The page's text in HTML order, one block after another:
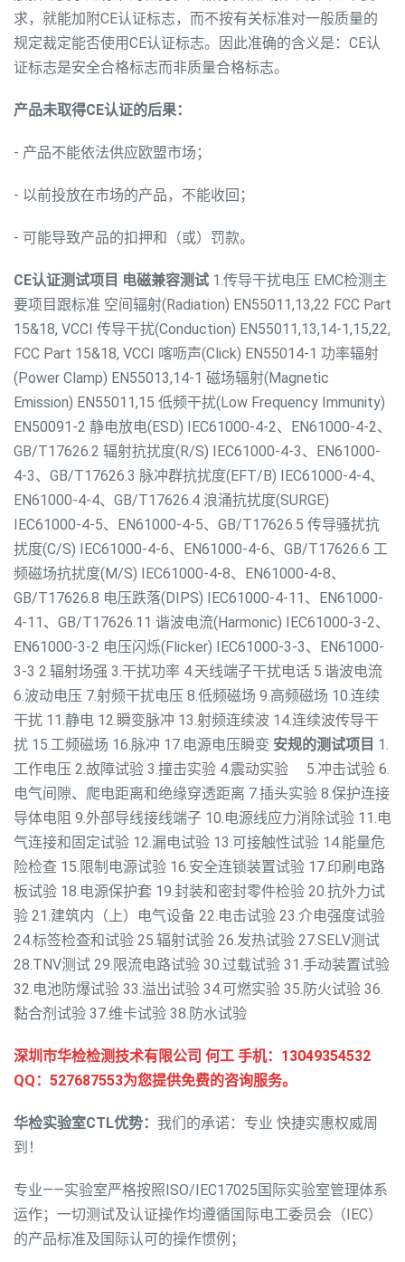
求，就能加附CE认证标志，而不按有关标准对一般质量的
规定裁定能否使用CE认证标志。因此准确的含义是：CE认
证标志是安全合格标志而非质量合格标志。
产品未取得CE认证的后果：
- 产品不能依法供应欧盟市场；
- 以前投放在市场的产品，不能收回；
- 可能导致产品的扣押和（或）罚款。
CE认证测试项目 电磁兼容测试 1.传导干扰电压 EMC检测主
要项目跟标准 空间辐射(Radiation) EN55011,13,22 FCC Part
15&18, VCCI 传导干扰(Conduction) EN55011,13,14-1,15,22,
FCC Part 15&18, VCCI 喀呖声(Click) EN55014-1 功率辐射
(Power Clamp) EN55013,14-1 磁场辐射(Magnetic
Emission) EN55011,15 低频干扰(Low Frequency Immunity)
EN50091-2 静电放电(ESD) IEC61000-4-2、EN61000-4-2、
GB/T17626.2 辐射抗扰度(R/S) IEC61000-4-3、EN61000-
4-3、GB/T17626.3 脉冲群抗扰度(EFT/B) IEC61000-4-4、
EN61000-4-4、GB/T17626.4 浪涌抗扰度(SURGE)
IEC61000-4-5、EN61000-4-5、GB/T17626.5 传导骚扰抗
扰度(C/S) IEC61000-4-6、EN61000-4-6、GB/T17626.6 工
频磁场抗扰度(M/S) IEC61000-4-8、EN61000-4-8、
GB/T17626.8 电压跌落(DIPS) IEC61000-4-11、EN61000-
4-11、GB/T17626.11 谐波电流(Harmonic) IEC61000-3-2、
EN61000-3-2 电压闪烁(Flicker) IEC61000-3-3、EN61000-
3-3 2.辐射场强 3.干扰功率 4.天线端子干扰电话 5.谐波电流
6.波动电压 7.射频干扰电压 8.低频磁场 9.高频磁场 10.连续
干扰 11.静电 12.瞬变脉冲 13.射频连续波 14.连续波传导干
扰 15.工频磁场 16.脉冲 17.电源电压瞬变 安规的测试项目 1.
工作电压 2.故障试验 3.撞击实验 4.震动实验 5.冲击试验 6.
电气间隙、爬电距离和绝缘穿透距离 7.插头实验 8.保护连接
导体电阻 9.外部导线接线端子 10.电源线应力消除试验 11.电
气连接和固定试验 12.漏电试验 13.可接触性试验 14.能量危
险检查 15.限制电源试验 16.安全连锁装置试验 17.印刷电路
板试验 18.电源保护套 19.封装和密封零件检验 20.抗外力试
验 21.建筑内（上）电气设备 22.电击试验 23.介电强度试验
24.标签检查和试验 25.辐射试验 26.发热试验 27.SELV测试
28.TNV测试 29.限流电路试验 30.过载试验 31.手动装置试验
32.电池防爆试验 33.溢出试验 34.可燃实验 35.防火试验 36.
黏合剂试验 37.维卡试验 38.防水试验
深圳市华检检测技术有限公司 何工 手机：13049354532
QQ：527687553为您提供免费的咨询服务。
华检实验室CTL优势： 我们的承诺：专业 快捷实惠权威周
到！
专业——实验室严格按照ISO/IEC17025国际实验室管理体系
运作；一切测试及认证操作均遵循国际电工委员会（IEC）
的产品标准及国际认可的操作惯例；